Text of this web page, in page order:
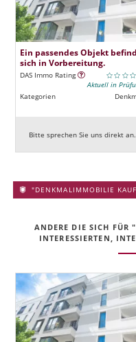
Ein passendes Objekt
sich in Vorbereitung.
DAS Immo Rating
Aktuell in
Kategorien
Bitte sprechen Sie uns direkt an.
"DENKMALIMMOBILIE
ANDERE DIE SICH
INTERESSIERTEN,